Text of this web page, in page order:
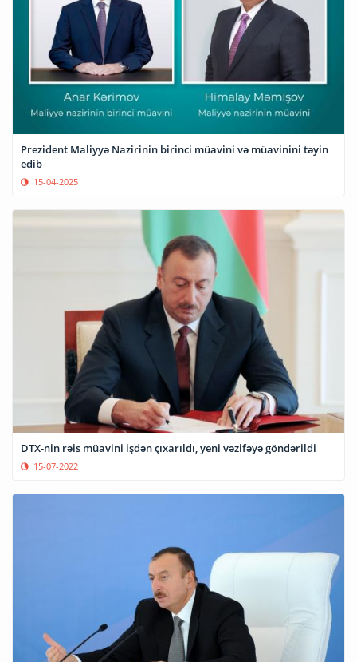
Prezident Maliyyə Nazirinin birinci müavini və müavinini təyin
edib
15-04-2025
DTX-nin rəis müavini işdən çıxarıldı, yeni vəzifəyə göndərildi
15-07-2022